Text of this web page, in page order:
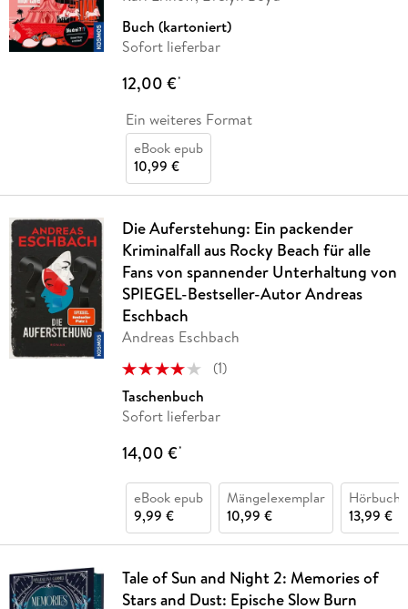
Buch (kartoniert)
Sofort lieferbar
12,00 €*
Ein weiteres Format
eBook epub
10,99 €
Die Auferstehung: Ein packender
Kriminalfall aus Rocky Beach für alle
Fans von spannender Unterhaltung von
SPIEGEL-Bestseller-Autor Andreas
Eschbach
Andreas Eschbach
(1)
Taschenbuch
Sofort lieferbar
14,00 €*
eBook epub
9,99 €
Mängelexemplar
10,99 €
Hörbuch
13,99 €
Tale of Sun and Night 2: Memories of
Stars and Dust: Epische Slow Burn